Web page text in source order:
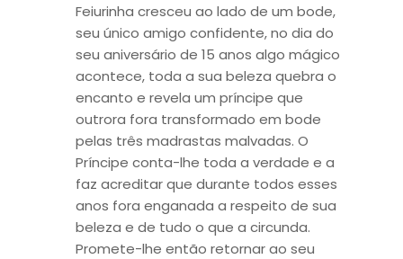
Feiurinha cresceu ao lado de um bode,
seu único amigo confidente, no dia do
seu aniversário de 15 anos algo mágico
acontece, toda a sua beleza quebra o
encanto e revela um príncipe que
outrora fora transformado em bode
pelas três madrastas malvadas. O
Príncipe conta-lhe toda a verdade e a
faz acreditar que durante todos esses
anos fora enganada a respeito de sua
beleza e de tudo o que a circunda.
Promete-lhe então retornar ao seu